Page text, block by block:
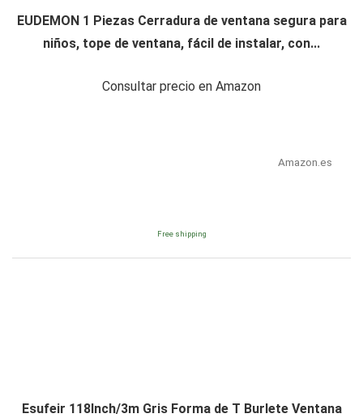
EUDEMON 1 Piezas Cerradura de ventana segura para
niños, tope de ventana, fácil de instalar, con...
Consultar precio en Amazon
Amazon.es
Free shipping
Esufeir 118Inch/3m Gris Forma de T Burlete Ventana